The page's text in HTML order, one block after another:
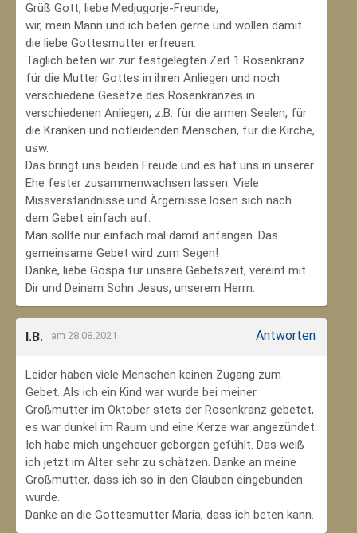
Grüß Gott, liebe Medjugorje-Freunde,
wir, mein Mann und ich beten gerne und wollen damit
die liebe Gottesmutter erfreuen.
Täglich beten wir zur festgelegten Zeit 1 Rosenkranz
für die Mutter Gottes in ihren Anliegen und noch
verschiedene Gesetze des Rosenkranzes in
verschiedenen Anliegen, z.B. für die armen Seelen, für
die Kranken und notleidenden Menschen, für die Kirche,
usw.
Das bringt uns beiden Freude und es hat uns in unserer
Ehe fester zusammenwachsen lassen. Viele
Missverständnisse und Ärgernisse lösen sich nach
dem Gebet einfach auf.
Man sollte nur einfach mal damit anfangen. Das
gemeinsame Gebet wird zum Segen!
Danke, liebe Gospa für unsere Gebetszeit, vereint mit
Dir und Deinem Sohn Jesus, unserem Herrn.
I.B. am 28.08.2021 Antworten
Leider haben viele Menschen keinen Zugang zum
Gebet. Als ich ein Kind war wurde bei meiner
Großmutter im Oktober stets der Rosenkranz gebetet,
es war dunkel im Raum und eine Kerze war angezündet.
Ich habe mich ungeheuer geborgen gefühlt. Das weiß
ich jetzt im Alter sehr zu schätzen. Danke an meine
Großmutter, dass ich so in den Glauben eingebunden
wurde.
Danke an die Gottesmutter Maria, dass ich beten kann.